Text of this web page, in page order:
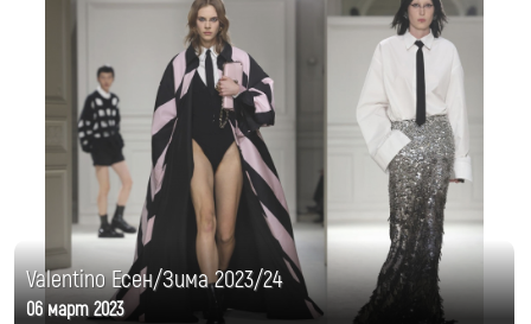
Valentino Есен/Зима 2023/24
06 март 2023